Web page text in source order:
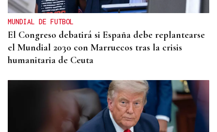
MUNDIAL DE FUTBOL
El Congreso debatirá si España debe replantearse
el Mundial 2030 con Marruecos tras la crisis
humanitaria de Ceuta